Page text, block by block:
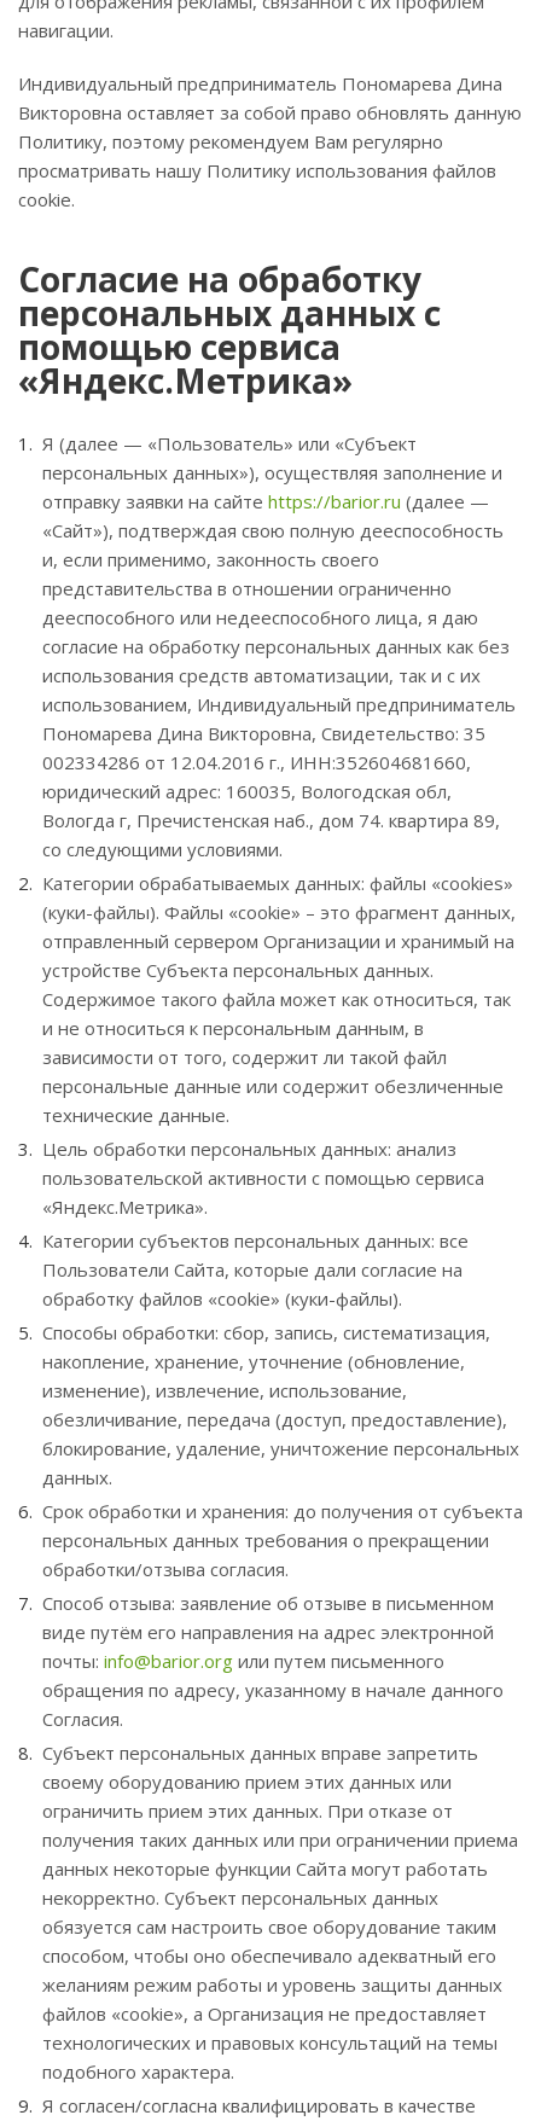
навигации.
Индивидуальный предприниматель Пономарева Дина
Викторовна оставляет за собой право обновлять данную
Политику, поэтому рекомендуем Вам регулярно
просматривать нашу Политику использования файлов
cookie.
Согласие на обработку
персональных данных с
помощью сервиса
«Яндекс.Метрика»
Я (далее — «Пользователь» или «Субъект
персональных данных»), осуществляя заполнение и
отправку заявки на сайте https://barior.ru (далее —
«Сайт»), подтверждая свою полную дееспособность
и, если применимо, законность своего
представительства в отношении ограниченно
дееспособного или недееспособного лица, я даю
согласие на обработку персональных данных как без
использования средств автоматизации, так и с их
использованием, Индивидуальный предприниматель
Пономарева Дина Викторовна, Свидетельство: 35
002334286 от 12.04.2016 г., ИНН:352604681660,
юридический адрес: 160035, Вологодская обл,
Вологда г, Пречистенская наб., дом 74. квартира 89,
со следующими условиями.
Категории обрабатываемых данных: файлы «cookies»
(куки-файлы). Файлы «cookie» – это фрагмент данных,
отправленный сервером Организации и хранимый на
устройстве Субъекта персональных данных.
Содержимое такого файла может как относиться, так
и не относиться к персональным данным, в
зависимости от того, содержит ли такой файл
персональные данные или содержит обезличенные
технические данные.
Цель обработки персональных данных: анализ
пользовательской активности с помощью сервиса
«Яндекс.Метрика».
Категории субъектов персональных данных: все
Пользователи Сайта, которые дали согласие на
обработку файлов «cookie» (куки-файлы).
Способы обработки: сбор, запись, систематизация,
накопление, хранение, уточнение (обновление,
изменение), извлечение, использование,
обезличивание, передача (доступ, предоставление),
блокирование, удаление, уничтожение персональных
данных.
Срок обработки и хранения: до получения от субъекта
персональных данных требования о прекращении
обработки/отзыва согласия.
Способ отзыва: заявление об отзыве в письменном
виде путём его направления на адрес электронной
почты: info@barior.org или путем письменного
обращения по адресу, указанному в начале данного
Согласия.
Субъект персональных данных вправе запретить
своему оборудованию прием этих данных или
ограничить прием этих данных. При отказе от
получения таких данных или при ограничении приема
данных некоторые функции Сайта могут работать
некорректно. Субъект персональных данных
обязуется сам настроить свое оборудование таким
способом, чтобы оно обеспечивало адекватный его
желаниям режим работы и уровень защиты данных
файлов «cookie», а Организация не предоставляет
технологических и правовых консультаций на темы
подобного характера.
Я согласен/согласна квалифицировать в качестве